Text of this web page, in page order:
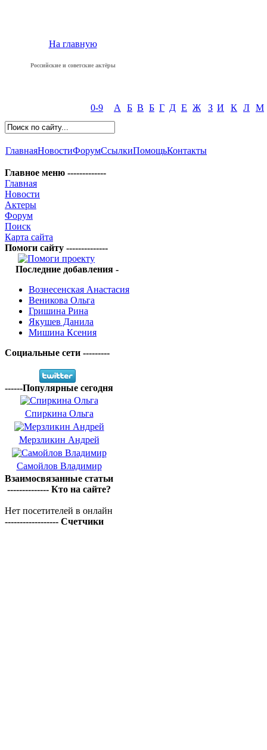
На главную
Российские и советские актёры
0-9 А Б В Б Г Д Е Ж З И К Л М
ГлавнаяНовостиФорумСсылкиПомощьКонтакты
Главное меню -------------
Главная
Новости
Актеры
Форум
Поиск
Карта сайта
Помоги сайту --------------
Последние добавления -
Вознесенская Анастасия
Веникова Ольга
Гришина Рина
Якушев Данила
Мишина Ксения
Социальные сети ---------
------Популярные сегодня
Спиркина Ольга
Мерзликин Андрей
Самойлов Владимир
Взаимосвязанные статьи
-------------- Кто на сайте?
Нет посетителей в онлайн
------------------ Счетчики